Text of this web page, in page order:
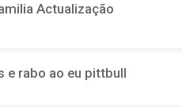
Actualização
e rabo ao eu pittbull